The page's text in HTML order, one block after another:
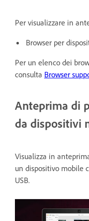
Per visualizzare in
Browser per
Per un elenco dei
consulta Browser
Anteprima di
da dispositivi
Visualizza in
un dispositivo mobile
USB.